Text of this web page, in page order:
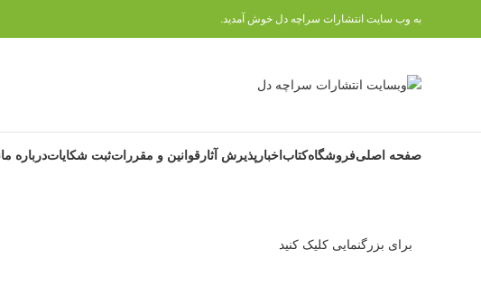
به وب سایت انتشارات سراچه دل خوش آمدید.
صفحه اصلیفروشگاهکتاب اخبار پذیرش آثار قوانین و مقرراتثبت شکایاتدرباره ما
برای بزرگنمایی کلیک کنید